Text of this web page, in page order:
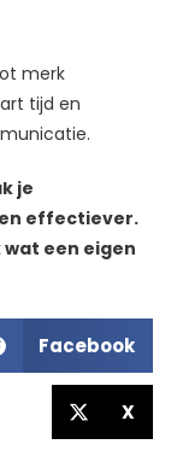
merk
tijd en
je
effectiever.
een eigen
Facebook
X